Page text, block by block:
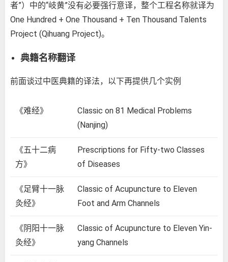
者”）中的“岐黄”没有必要强行意译，整个工程名称就译为
One Hundred + One Thousand + Ten Thousand Talents
Project (Qihuang Project)。
典籍名称翻译
前面谈过中医典籍的译法，以下再提供几个实例
《难经》
Classic on 81 Medical Problems
(Nanjing)
《五十二病
方》
Prescriptions for Fifty-two Classes
of Diseases
《足臂十一脉
灸经》
Classic of Acupuncture to Eleven
Foot and Arm Channels
《阴阳十一脉
灸经》
Classic of Acupuncture to Eleven Yin-
yang Channels